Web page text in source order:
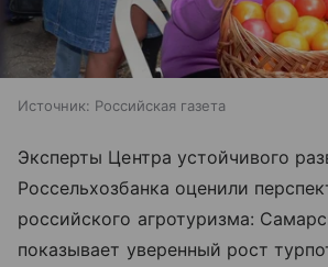
Источник: Российская газета
Эксперты Центра устойчивого
Россельхозбанка оценили
российского агротуризма:
показывает уверенный рост